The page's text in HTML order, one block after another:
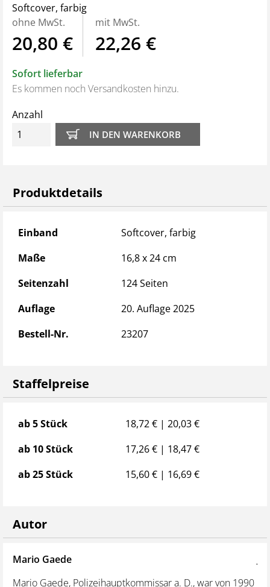
Gute Lesbarkeit und Übersichtlichkeit
Abbildungen sind nummeriert, erleichtert das
Auffinden
Verständnisfragen am Ende jedes Kapitels
Unser Tipp: Gestalten Sie Ihren Unterricht interaktiv!
Zu diesem Buch ist ein perfekt abgestimmtes
Folienprogramm erhältlich (Bestell-Nr.33040
Softcover, farbig
ohne MwSt.
20,80 €
mit MwSt.
22,26 €
Sofort lieferbar
Es kommen noch Versandkosten hinzu.
Anzahl
Produktdetails
Produktdetails
Einband
Softcover, farbig
Maße
16,8 x 24 cm
Seitenzahl
124 Seiten
Auflage
20. Auflage 2025
Bestell-Nr.
23207
Staffelpreise
Staffelpreise
ab 5 Stück
18,72 € | 20,03 €
ab 10 Stück
17,26 € | 18,47 €
ab 25 Stück
15,60 € | 16,69 €
Autor
Mario Gaede
Mario Gaede, Polizeihauptkommissar a. D., war von 1990